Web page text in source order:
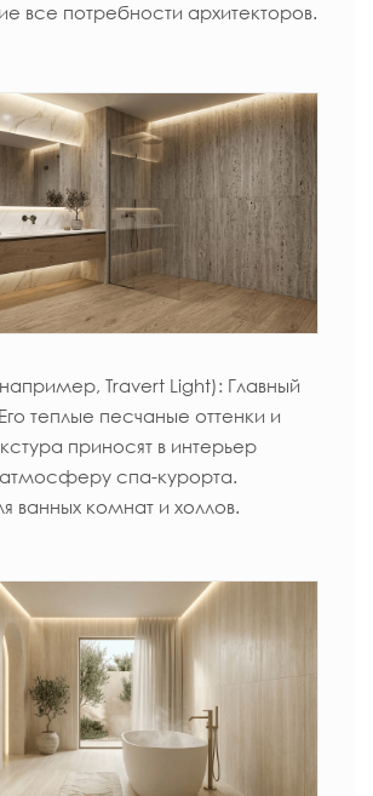
все потребности архитекторов.
Travert Light): Главный
теплые песчаные оттенки и
приносят в интерьер
спа-курорта.
ванных комнат и холлов.